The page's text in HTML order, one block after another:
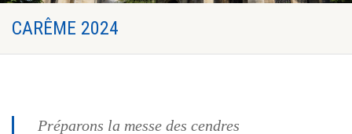
CARÊME 2024
Préparons la messe des cendres